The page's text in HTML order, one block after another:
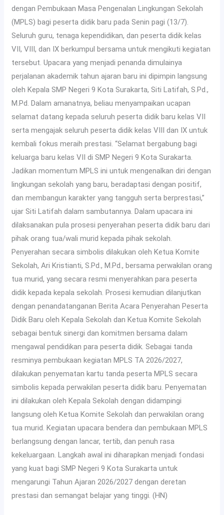
dengan Pembukaan Masa Pengenalan Lingkungan Sekolah
(MPLS) bagi peserta didik baru pada Senin pagi (13/7).
Seluruh guru, tenaga kependidikan, dan peserta didik kelas
VII, VIII, dan IX berkumpul bersama untuk mengikuti kegiatan
tersebut. Upacara yang menjadi penanda dimulainya
perjalanan akademik tahun ajaran baru ini dipimpin langsung
oleh Kepala SMP Negeri 9 Kota Surakarta, Siti Latifah, S.Pd.,
M.Pd. Dalam amanatnya, beliau menyampaikan ucapan
selamat datang kepada seluruh peserta didik baru kelas VII
serta mengajak seluruh peserta didik kelas VIII dan IX untuk
kembali fokus meraih prestasi. “Selamat bergabung bagi
keluarga baru kelas VII di SMP Negeri 9 Kota Surakarta.
Jadikan momentum MPLS ini untuk mengenalkan diri dengan
lingkungan sekolah yang baru, beradaptasi dengan positif,
dan membangun karakter yang tangguh serta berprestasi,”
ujar Siti Latifah dalam sambutannya. Dalam upacara ini
dilaksanakan pula prosesi penyerahan peserta didik baru dari
pihak orang tua/wali murid kepada pihak sekolah.
Penyerahan secara simbolis dilakukan oleh Ketua Komite
Sekolah, Ari Kristianti, S.Pd., M.Pd., bersama perwakilan orang
tua murid, yang secara resmi menyerahkan para peserta
didik kepada kepala sekolah. Prosesi kemudian dilanjutkan
dengan penandatanganan Berita Acara Penyerahan Peserta
Didik Baru oleh Kepala Sekolah dan Ketua Komite Sekolah
sebagai bentuk sinergi dan komitmen bersama dalam
mengawal pendidikan para peserta didik. Sebagai tanda
resminya pembukaan kegiatan MPLS TA 2026/2027,
dilakukan penyematan kartu tanda peserta MPLS secara
simbolis kepada perwakilan peserta didik baru. Penyematan
ini dilakukan oleh Kepala Sekolah dengan didampingi
langsung oleh Ketua Komite Sekolah dan perwakilan orang
tua murid. Kegiatan upacara bendera dan pembukaan MPLS
berlangsung dengan lancar, tertib, dan penuh rasa
kekeluargaan. Langkah awal ini diharapkan menjadi fondasi
yang kuat bagi SMP Negeri 9 Kota Surakarta untuk
mengarungi Tahun Ajaran 2026/2027 dengan deretan
prestasi dan semangat belajar yang tinggi. (HN)